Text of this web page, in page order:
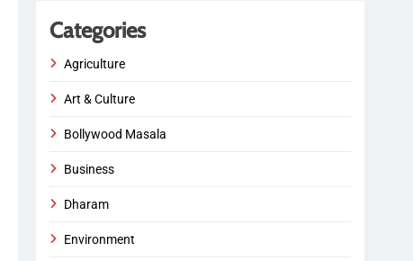
Categories
Agriculture
Art & Culture
Bollywood Masala
Business
Dharam
Environment